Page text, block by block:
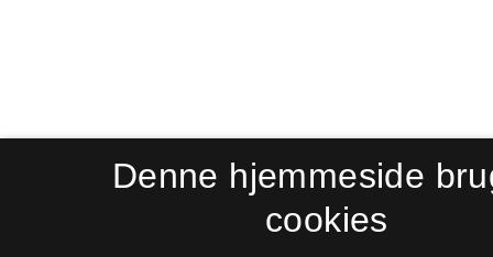
Denne hjemmeside
cookies